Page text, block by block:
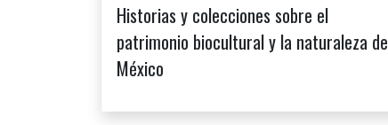
Historias y colecciones sobre el
patrimonio biocultural y la naturaleza de
México